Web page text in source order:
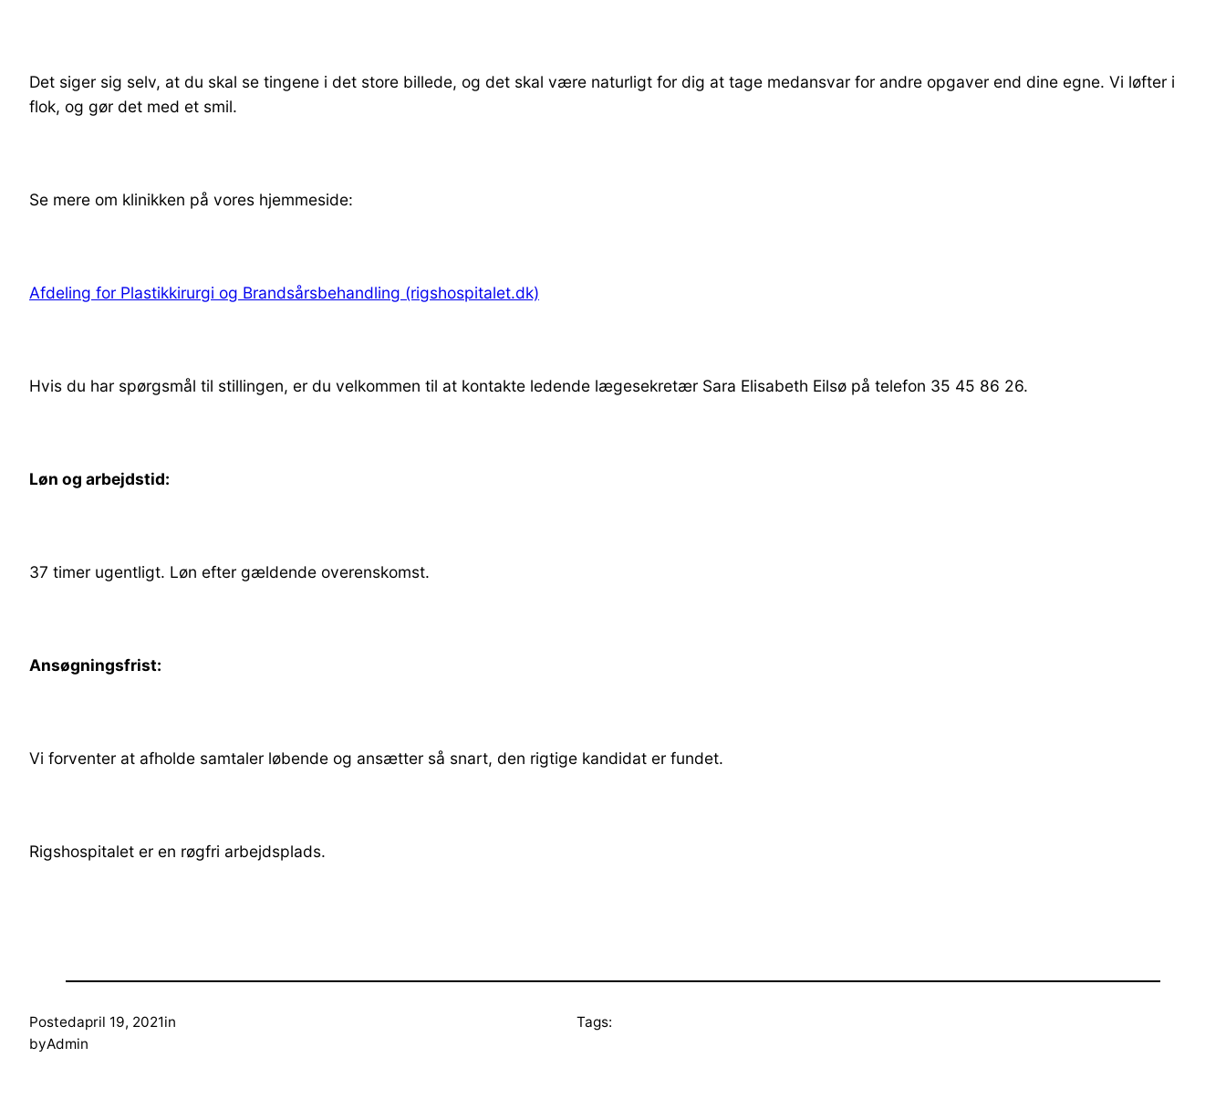
Det siger sig selv, at du skal se tingene i det store billede, og det skal være naturligt for dig at tage medansvar for andre opgaver end dine egne. Vi løfter i
flok, og gør det med et smil.
Se mere om klinikken på vores hjemmeside:
Afdeling for Plastikkirurgi og Brandsårsbehandling (rigshospitalet.dk)
Hvis du har spørgsmål til stillingen, er du velkommen til at kontakte ledende lægesekretær Sara Elisabeth Eilsø på telefon 35 45 86 26.
Løn og arbejdstid:
37 timer ugentligt. Løn efter gældende overenskomst.
Ansøgningsfrist:
Vi forventer at afholde samtaler løbende og ansætter så snart, den rigtige kandidat er fundet.
Rigshospitalet er en røgfri arbejdsplads.
Postedapril 19, 2021in
byAdmin
Tags: